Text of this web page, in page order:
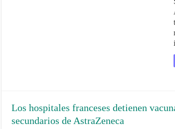
Los hospitales franceses detienen
secundarios de AstraZeneca